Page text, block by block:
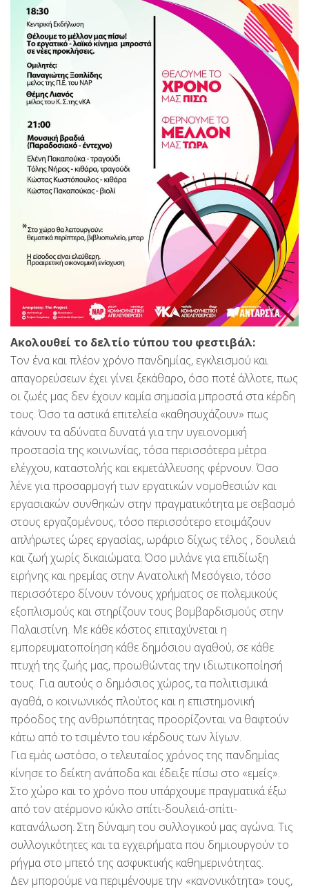
Ακολουθεί το δελτίο τύπου του φεστιβάλ:
Τον ένα και πλέον χρόνο πανδημίας, εγκλεισμού και
απαγορεύσεων έχει γίνει ξεκάθαρο, όσο ποτέ άλλοτε, πως
οι ζωές μας δεν έχουν καμία σημασία μπροστά στα κέρδη
τους. Όσο τα αστικά επιτελεία «καθησυχάζουν» πως
κάνουν τα αδύνατα δυνατά για την υγειονομική
προστασία της κοινωνίας, τόσα περισσότερα μέτρα
ελέγχου, καταστολής και εκμετάλλευσης φέρνουν. Όσο
λένε για προσαρμογή των εργατικών νομοθεσιών και
εργασιακών συνθηκών στην πραγματικότητα με σεβασμό
στους εργαζομένους, τόσο περισσότερο ετοιμάζουν
απλήρωτες ώρες εργασίας, ωράριο δίχως τέλος , δουλειά
και ζωή χωρίς δικαιώματα. Όσο μιλάνε για επιδίωξη
ειρήνης και ηρεμίας στην Ανατολική Μεσόγειο, τόσο
περισσότερο δίνουν τόνους χρήματος σε πολεμικούς
εξοπλισμούς και στηρίζουν τους βομβαρδισμούς στην
Παλαιστίνη. Με κάθε κόστος επιταχύνεται η
εμπορευματοποίηση κάθε δημόσιου αγαθού, σε κάθε
πτυχή της ζωής μας, προωθώντας την ιδιωτικοποίησή
τους. Για αυτούς ο δημόσιος χώρος, τα πολιτισμικά
αγαθά, ο κοινωνικός πλούτος και η επιστημονική
πρόοδος της ανθρωπότητας προορίζονται να θαφτούν
κάτω από το τσιμέντο του κέρδους των λίγων.
Για εμάς ωστόσο, ο τελευταίος χρόνος της πανδημίας
κίνησε το δείκτη ανάποδα και έδειξε πίσω στο «εμείς».
Στο χώρο και το χρόνο που υπάρχουμε πραγματικά έξω
από τον ατέρμονο κύκλο σπίτι-δουλειά-σπίτι-
κατανάλωση. Στη δύναμη του συλλογικού μας αγώνα. Τις
συλλογικότητες και τα εγχειρήματα που δημιουργούν το
ρήγμα στο μπετό της ασφυκτικής καθημερινότητας.
Δεν μπορούμε να περιμένουμε την «κανονικότητα» τους,